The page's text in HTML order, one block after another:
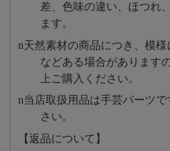
差、色味の違い、ほつれ
ます。
n天然素材の商品につき、模
などある場合があります
上ご購入ください。
n当店取扱用品は⼿芸パーツ
さい。
【返品について】